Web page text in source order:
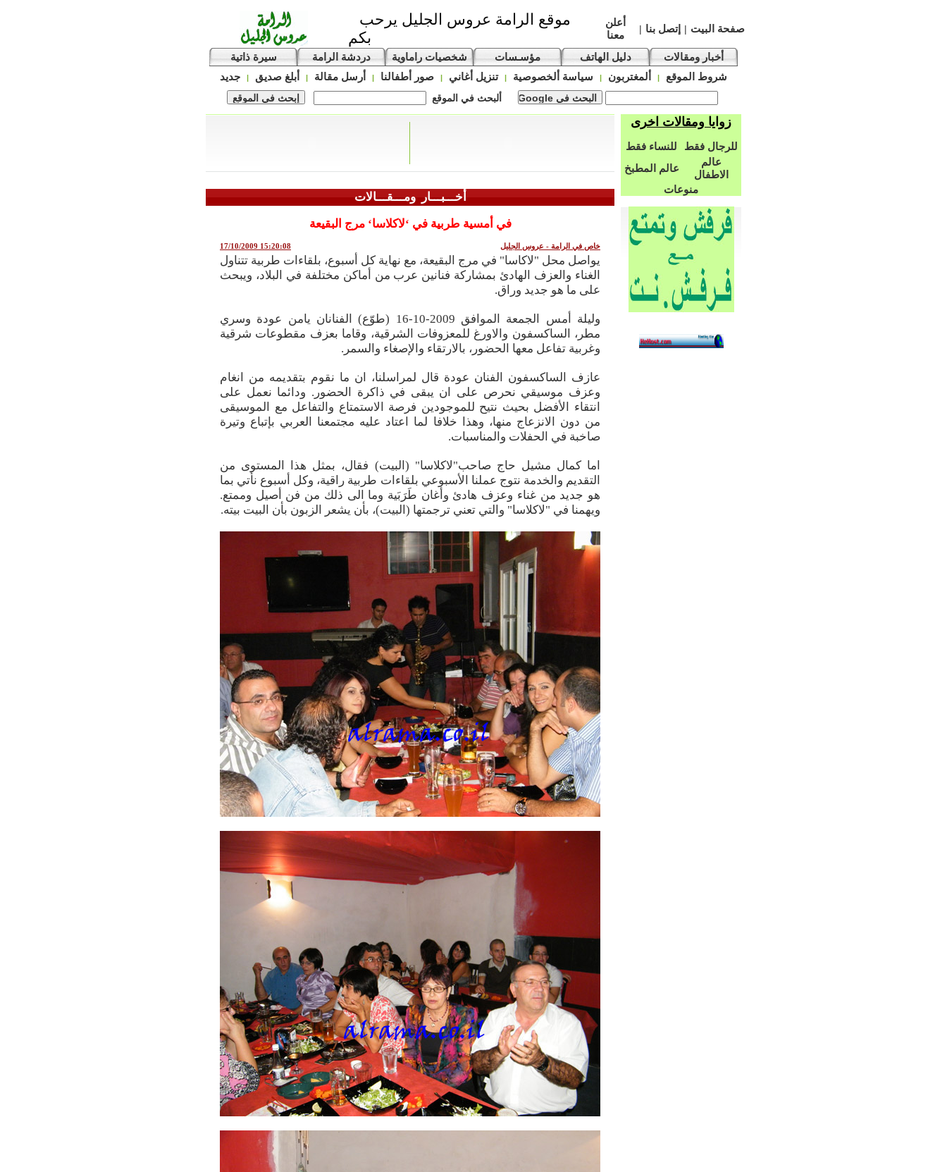
موقع الرامة عروس الجليل يرحب
بكم
أعلن
معنا
| إتصل بنا | صفحة البيت
سيرة ذاتية دردشة الرامة شخصيات راماوية مؤسـسات دليل الهاتف
أخبار ومقالات
شروط الموقع
| ألمغتربون | سياسة ألخصوصية | تنزيل أغاني | صور أطفالنا | أرسل مقالة | أبلغ صديق | جديد
ألبحث في الموقع
أخـــبـــار ومـــقـــالات
في أمسية طربية في ‘لاكلاسا‘ مرج البقيعة
17/10/2009 15:20:08 خاص في الرامة - عروس الجليل
يواصل محل "لاكاسا" في مرج البقيعة، مع نهاية كل أسبوع، بلقاءات طربية تتناول
الغناء والعزف الهادئ بمشاركة فنانين عرب من أماكن مختلفة في البلاد، ويبحث
على ما هو جديد وراق.
وليلة أمس الجمعة الموافق 2009-10-16 (طوّع) الفنانان يامن عودة وسري
مطر، الساكسفون والاورغ للمعزوفات الشرقية، وقاما بعزف مقطوعات شرقية
وغربية تفاعل معها الحضور، بالارتقاء والإصغاء والسمر.
عازف الساكسفون الفنان عودة قال لمراسلنا، ان ما نقوم بتقديمه من انغام
وعزف موسيقي نحرص على ان يبقى في ذاكرة الحضور. ودائما نعمل على
انتقاء الأفضل بحيث نتيح للموجودين فرصة الاستمتاع والتفاعل مع الموسيقى
من دون الانزعاج منها، وهذا خلافا لما اعتاد عليه مجتمعنا العربي بإتباع وتيرة
صاخبة في الحفلات والمناسبات.
اما كمال مشيل حاج صاحب"لاكلاسا" (البيت) فقال، بمثل هذا المستوى من
التقديم والخدمة نتوج عملنا الأسبوعي بلقاءات طربية راقية، وكل أسبوع نأتي بما
هو جديد من غناء وعزف هادئ وأغان طَرَبَية وما الى ذلك من فن أصيل وممتع.
ويهمنا في "لاكلاسا" والتي تعني ترجمتها (البيت)، بأن يشعر الزبون بأن البيت بيته.
زوايا ومقالات اخرى
للنساء فقط
للرجال فقط
عالم المطبخ
عالم
الاطفال
منوعات